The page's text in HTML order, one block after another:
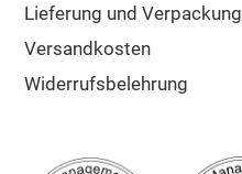
Lieferung und Verpackung
Versandkosten
Widerrufsbelehrung